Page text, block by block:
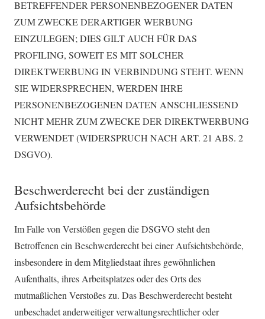
BETREFFENDER PERSONENBEZOGENER DATEN
ZUM ZWECKE DERARTIGER WERBUNG
EINZULEGEN; DIES GILT AUCH FÜR DAS
PROFILING, SOWEIT ES MIT SOLCHER
DIREKTWERBUNG IN VERBINDUNG STEHT. WENN
SIE WIDERSPRECHEN, WERDEN IHRE
PERSONENBEZOGENEN DATEN ANSCHLIESSEND
NICHT MEHR ZUM ZWECKE DER DIREKTWERBUNG
VERWENDET (WIDERSPRUCH NACH ART. 21 ABS. 2
DSGVO).
Beschwerde­recht bei der zuständigen
Aufsichts­behörde
Im Falle von Verstößen gegen die DSGVO steht den
Betroffenen ein Beschwerderecht bei einer Aufsichtsbehörde,
insbesondere in dem Mitgliedstaat ihres gewöhnlichen
Aufenthalts, ihres Arbeitsplatzes oder des Orts des
mutmaßlichen Verstoßes zu. Das Beschwerderecht besteht
unbeschadet anderweitiger verwaltungsrechtlicher oder